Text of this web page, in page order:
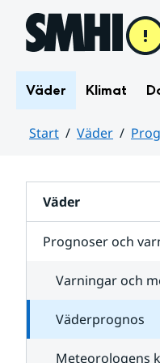
Hoppa till sidans innehåll
Väder Klimat
Start Väder
Väder
Prognoser och
Varningar och
Väderprognos
Meteorologens